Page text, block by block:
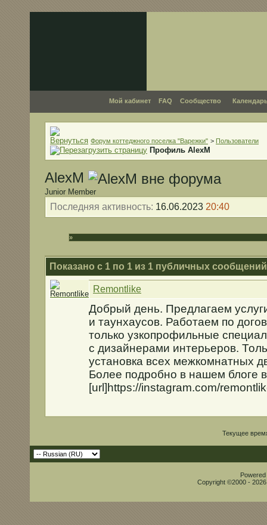
Мой кабинет FAQ Сообщество
Форум коттеджного поселка "Варежки" > Пользователи
Профиль AlexM
AlexM
Junior Member
Последняя активность: 16.06.2023 20:40
»
Показано с 1 по 1 из 1 публичных сообщений
Remontlike
Добрый день. Предлагаем
и таунхаусов. Работаем по
только узкопрофильные
с дизайнерами интерьеров.
установка всех межкомнатных
Более подробно в нашем блоге
[url]https://instagram.com/
Текущее
Copyright ©2000 -